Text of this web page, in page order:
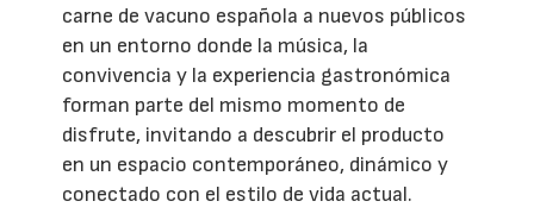
carne de vacuno española a nuevos públicos
en un entorno donde la música, la
convivencia y la experiencia gastronómica
forman parte del mismo momento de
disfrute, invitando a descubrir el producto
en un espacio contemporáneo, dinámico y
conectado con el estilo de vida actual.